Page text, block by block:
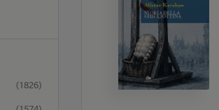
(1826)